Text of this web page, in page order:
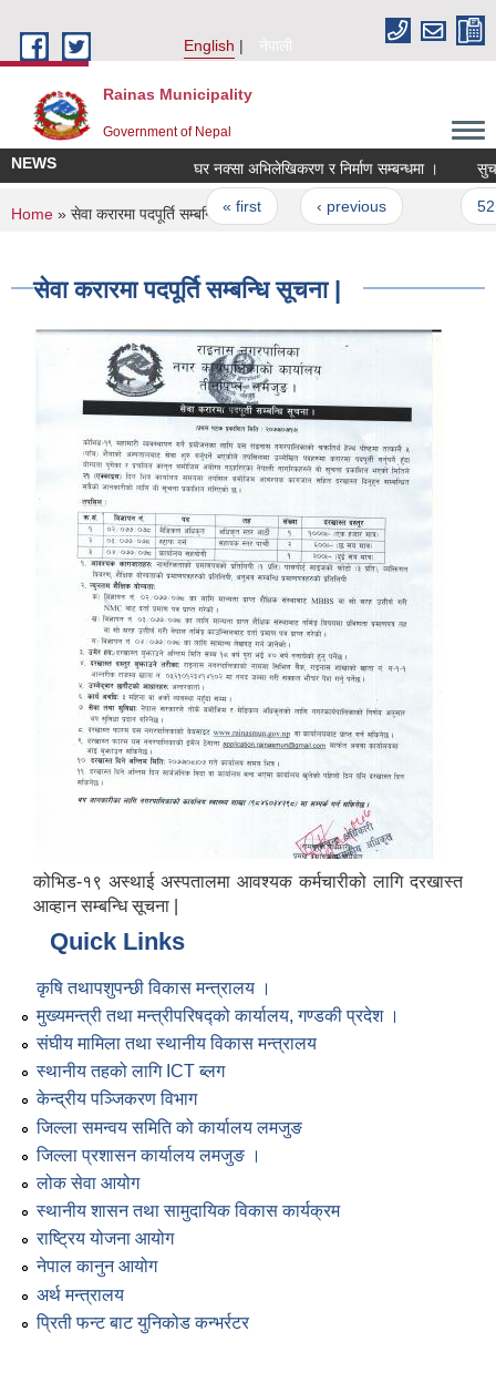
English
नेपाली
Rainas Municipality
Government of Nepal
NEWS घर नक्सा अभिलेखिकरण र निर्माण सम्बन्धमा ।
Pages
« first ‹ previous 52
You are here
Home » सेवा करारमा पदपूर्ति सम्बन्धि सूचना |
सेवा करारमा पदपूर्ति सम्बन्धि सूचना |
कोभिड-१९ अस्थाई अस्पतालमा आवश्यक कर्मचारीको लागि दरखास्त
आव्हान सम्बन्धि सूचना |
Quick Links
कृषि तथापशुपन्छी विकास मन्त्रालय ।
मुख्यमन्त्री तथा मन्त्रीपरिषद्को कार्यालय, गण्डकी प्रदेश ।
संघीय मामिला तथा स्थानीय विकास मन्त्रालय
स्थानीय तहको लागि ICT ब्लग
केन्द्रीय पञ्जिकरण विभाग
जिल्ला समन्वय समिति को कार्यालय लमजुङ
जिल्ला प्रशासन कार्यालय लमजुङ ।
लोक सेवा आयोग
स्थानीय शासन तथा सामुदायिक विकास कार्यक्रम
राष्ट्रिय योजना आयोग
नेपाल कानुन आयोग
अर्थ मन्त्रालय
प्रिती फन्ट बाट युनिकोड कन्भर्रटर